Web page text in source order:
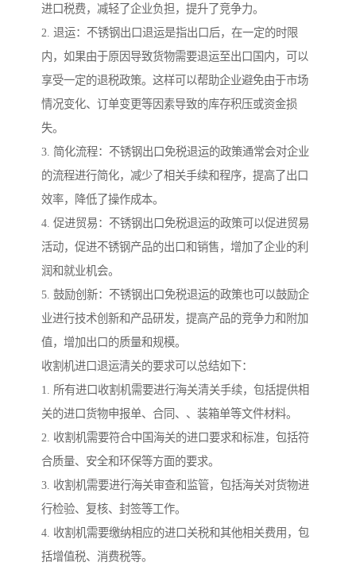
进口税费，减轻了企业负担，提升了竞争力。
2. 退运：不锈钢出口退运是指出口后，在一定的时限
内，如果由于原因导致货物需要退运至出口国内，可以
享受一定的退税政策。这样可以帮助企业避免由于市场
情况变化、订单变更等因素导致的库存积压或资金损
失。
3. 简化流程：不锈钢出口免税退运的政策通常会对企业
的流程进行简化，减少了相关手续和程序，提高了出口
效率，降低了操作成本。
4. 促进贸易：不锈钢出口免税退运的政策可以促进贸易
活动，促进不锈钢产品的出口和销售，增加了企业的利
润和就业机会。
5. 鼓励创新：不锈钢出口免税退运的政策也可以鼓励企
业进行技术创新和产品研发，提高产品的竞争力和附加
值，增加出口的质量和规模。
收割机进口退运清关的要求可以总结如下：
1. 所有进口收割机需要进行海关清关手续，包括提供相
关的进口货物申报单、合同、、装箱单等文件材料。
2. 收割机需要符合中国海关的进口要求和标准，包括符
合质量、安全和环保等方面的要求。
3. 收割机需要进行海关审查和监管，包括海关对货物进
行检验、复核、封签等工作。
4. 收割机需要缴纳相应的进口关税和其他相关费用，包
括增值税、消费税等。